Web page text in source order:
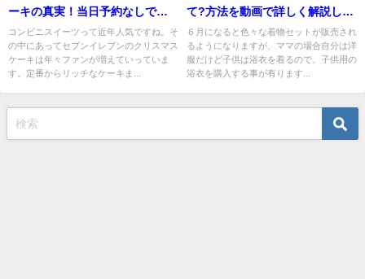
ーキの真実！当日予約なしでも
購入可能？
コンビニスイーツって近年人気ですね。そ
の中にあってセブンイレブンのクリスマス
ケーキは年々ファンが増えていっていま
す。定番からリッチなケーキま...
て?方法を動画で詳しく解説しま
す!
６月になると色々な着物セットが販売され
るようになりますが、ママの場合自分は洋
服だけど子供は浴衣を着るので、子供用の
浴衣を購入する事が有ります...